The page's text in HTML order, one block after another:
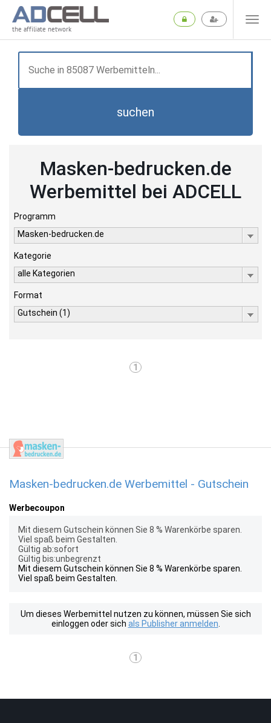
the affiliate network
suchen
Masken-bedrucken.de
Werbemittel bei ADCELL
Programm
Masken-bedrucken.de
Kategorie
alle Kategorien
Format
Gutschein (1)
1
Masken-bedrucken.de Werbemittel - Gutschein
Werbecoupon
Mit diesem Gutschein können Sie 8 % Warenkörbe sparen.
Viel spaß beim Gestalten.
Gültig ab:sofort
Gültig bis:unbegrenzt
Mit diesem Gutschein können Sie 8 % Warenkörbe sparen.
Viel spaß beim Gestalten.
Um dieses Werbemittel nutzen zu können, müssen Sie sich
einloggen oder sich als Publisher anmelden
1